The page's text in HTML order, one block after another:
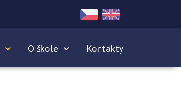
O škole Kontakty